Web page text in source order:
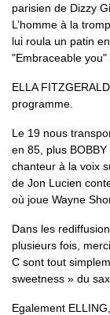
parisien de Dizzy
L’homme à la
lui roula un patin
"Embraceable
ELLA
programme.
Le 19 nous
en 85, plus
chanteur à la voix
de Jon Lucien
où joue Wayne
Dans les
plusieurs fois,
C sont tout
sweetness » du
Egalement